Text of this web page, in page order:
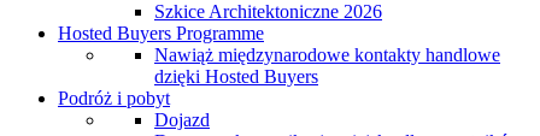
Szkice Architektoniczne 2026
Hosted Buyers Programme
Nawiąż międzynarodowe kontakty handlowe
dzięki Hosted Buyers
Podróż i pobyt
Dojazd